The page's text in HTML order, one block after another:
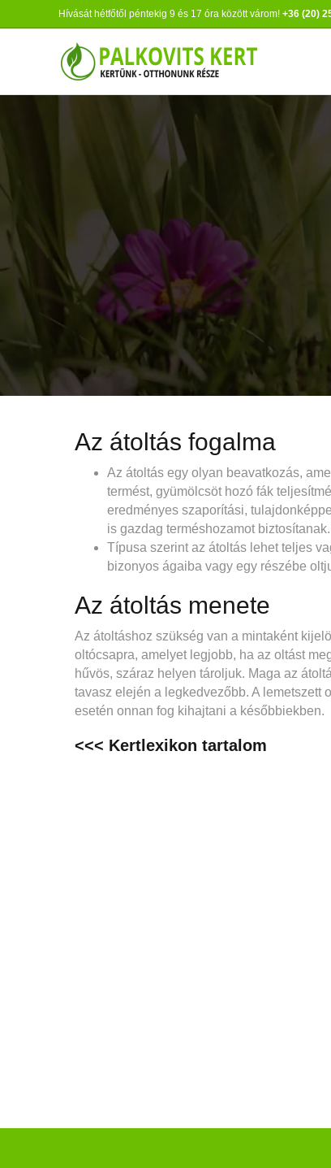
Hívását hétfőtől péntekig 9 és 17 óra között várom! +36 (20)
Az átoltás fogalma
Az átoltás egy olyan beavatkozás,
termést, gyümölcsöt hozó fák
eredményes szaporítási,
is gazdag terméshozamot biztosítanak.
Típusa szerint az átoltás lehet teljes
bizonyos ágaiba vagy egy részébe
Az átoltás menete
Az átoltáshoz szükség van a mintaként
oltócsapra, amelyet legjobb, ha az oltást
hűvös, száraz helyen tároljuk. Maga az
tavasz elején a legkedvezőbb. A lemetszett
esetén onnan fog kihajtani a későbbiekben.
<<< Kertlexikon tartalom